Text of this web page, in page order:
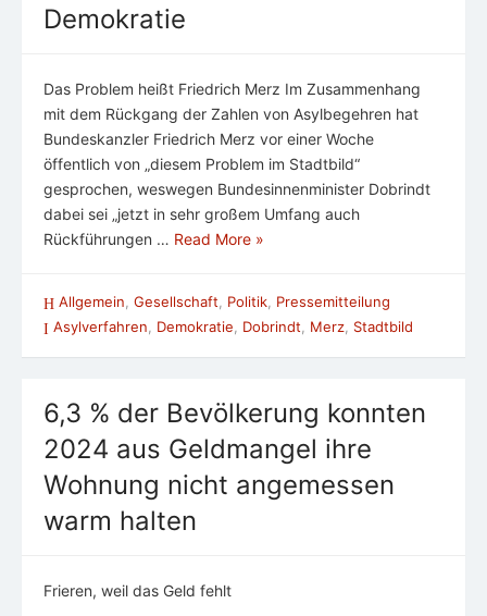
Demokratie
Das Problem heißt Friedrich Merz Im Zusammenhang
mit dem Rückgang der Zahlen von Asylbegehren hat
Bundeskanzler Friedrich Merz vor einer Woche
öffentlich von „diesem Problem im Stadtbild“
gesprochen, weswegen Bundesinnenminister Dobrindt
dabei sei „jetzt in sehr großem Umfang auch
Rückführungen … Read More »
Allgemein Gesellschaft Politik Pressemitteilung
Asylverfahren
Demokratie Dobrindt Merz Stadtbild
6,3 % der Bevölkerung konnten
2024 aus Geldmangel ihre
Wohnung nicht angemessen
warm halten
Frieren, weil das Geld fehlt